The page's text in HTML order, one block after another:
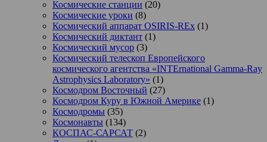
Космические станции (20)
Космические уроки (8)
Космический аппарат OSIRIS-REx (1)
Космический диктант (1)
Космический мусор (3)
Космический телескоп Европейского
космического агентства «INTErnational Gamma-Ray
Astrophysics Laboratory» (1)
Космодром Восточный (27)
Космодром Куру в Южной Америке (1)
Космодромы (35)
Космонавты (134)
КОСПАС-САРСАТ (2)